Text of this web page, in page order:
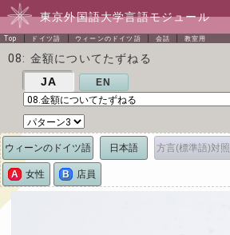
東京外国語大学言語モジュール
Top ドイツ語 ウィーンのドイツ語 会話 教室用
08: 金額についてたずねる
JA EN
ウィーンのドイツ語 日本語 方言(標準語)対照
A 女性 B 店員